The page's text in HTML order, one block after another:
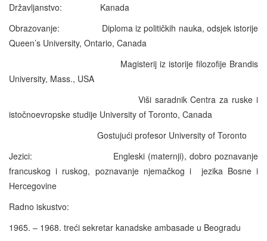
Državljanstvo: Kanada
Obrazovanje: Diploma iz političkih nauka, odsjek istorije
Queen’s University, Ontario, Canada
Magisterij iz istorije filozofije Brandis
University, Mass., USA
Viši saradnik Centra za ruske i
istočnoevropske studije University of Toronto, Canada
Gostujući profesor University of Toronto
Jezici: Engleski (maternji), dobro poznavanje
francuskog i ruskog, poznavanje njemačkog i jezika Bosne i
Hercegovine
Radno iskustvo:
1965. – 1968. treći sekretar kanadske ambasade u Beogradu